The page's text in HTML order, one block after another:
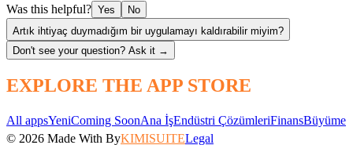
Was this helpful? Yes
No
Artık ihtiyaç duymadığım bir uygulamayı kaldırabilir miyim?
Don't see your question? Ask it →
EXPLORE THE APP STORE
All appsYeniComing SoonAna İşEndüstri ÇözümleriFinansBüyüme
© 2026 Made With ByKIMISUITELegal